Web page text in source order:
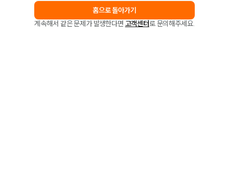
홈으로 돌아가기
계속해서 같은 문제가 발생한다면 고객센터로 문의해주세요.